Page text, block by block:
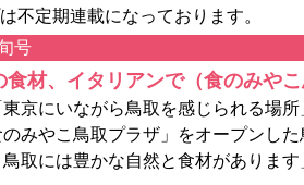
不定期連載になっております。
号
食材、イタリアンで（食のみや
京にいながら鳥取を感じられる場
のみやこ鳥取プラザ」をオープンし
鳥取には豊かな自然と食材がありま